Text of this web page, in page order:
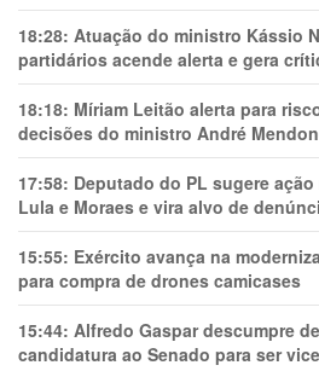
18:28: Atuação do ministro Kássio
partidários acende alerta e gera
18:18: Míriam Leitão alerta para
decisões do ministro André
17:58: Deputado do PL sugere
Lula e Moraes e vira alvo de
15:55: Exército avança na
para compra de drones camicases
15:44: Alfredo Gaspar descumpre
candidatura ao Senado para ser